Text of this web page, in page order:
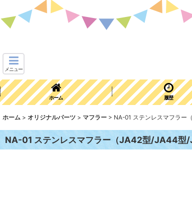
メニュー
ホーム 履歴
ホーム > オリジナルパーツ > マフラー > NA-01 ステンレスマフラー
NA-01 ステンレスマフラー（JA42型/JA44型/